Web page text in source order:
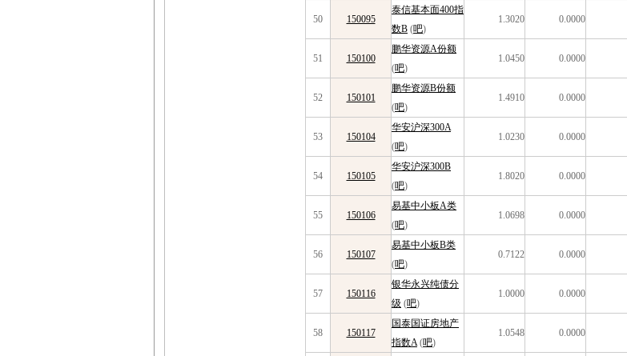
50 150095
泰信基本面400指
数B (吧)
1.3020 0.0000
51 150100
鹏华资源A份额
(吧)
1.0450 0.0000
52 150101
鹏华资源B份额
(吧)
1.4910 0.0000
53 150104
华安沪深300A
(吧)
1.0230 0.0000
54 150105
华安沪深300B
(吧)
1.8020 0.0000
55 150106
易基中小板A类
(吧)
1.0698 0.0000
56 150107
易基中小板B类
(吧)
0.7122 0.0000
57 150116
银华永兴纯债分
级 (吧)
1.0000 0.0000
58 150117
国泰国证房地产
指数A(吧)
1.0548 0.0000